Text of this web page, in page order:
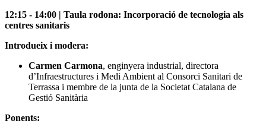
12:15 - 14:00 | Taula rodona: Incorporació de tecnologia als
centres sanitaris
Introdueix i modera:
Carmen Carmona, enginyera industrial, directora
d’Infraestructures i Medi Ambient al Consorci Sanitari de
Terrassa i membre de la junta de la Societat Catalana de
Gestió Sanitària
Ponents: